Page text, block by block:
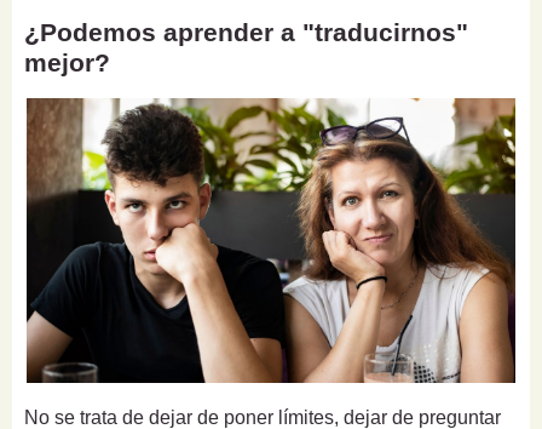
¿Podemos aprender a "traducirnos"
mejor?
No se trata de dejar de poner límites, dejar de preguntar